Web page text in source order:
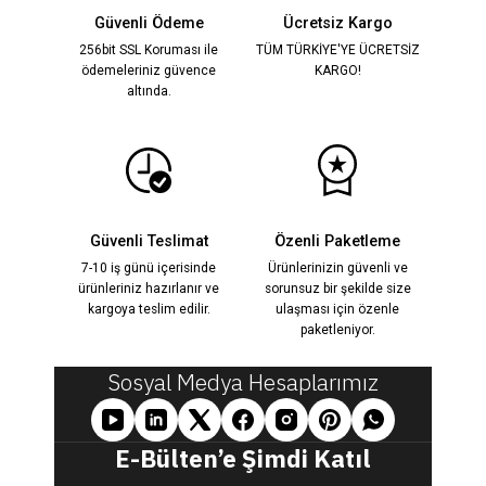
18.000,00 TL
YENİ
Valentina Mavi Kristal İşlemeli Bolero Elbise
%23
13.800,00 TL
18.000,00 TL
YENİ
Juliet Kahverengi Kristal İşlemeli Bolero Elbise
Güvenli Ödeme
256bit SSL Koruması ile
ödemeleriniz güvence
altında.
Ücretsiz Kargo
TÜM TÜRKİYE'YE ÜCRETSİZ
KARGO!
Güvenli Teslimat
7-10 iş günü içerisinde
ürünleriniz hazırlanır ve
kargoya teslim edilir.
Özenli Paketleme
Ürünlerinizin güvenli ve
sorunsuz bir şekilde size
ulaşması için özenle
paketleniyor.
Sosyal Medya Hesaplarımız
E-Bülten’e Şimdi Katıl